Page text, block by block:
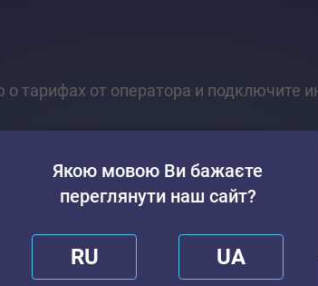
Якою мовою Ви бажаєте
переглянути наш сайт?
RU UA
тарифах от оператора и подключите